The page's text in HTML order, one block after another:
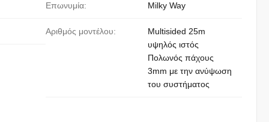
Επωνυμία: Milky Way
Αριθμός μοντέλου:
Multisided 25m
υψηλός ιστός
Πολωνός πάχους
3mm με την ανύψωση
του συστήματος